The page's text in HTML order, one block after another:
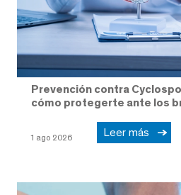
Prevención contra
cómo protegerte ante los
1 ago 2026 Leer más